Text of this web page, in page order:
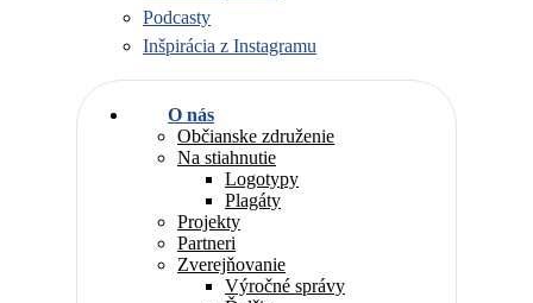
Podcasty
Inšpirácia z Instagramu
O nás
Občianske združenie
Na stiahnutie
Logotypy
Plagáty
Projekty
Partneri
Zverejňovanie
Výročné správy